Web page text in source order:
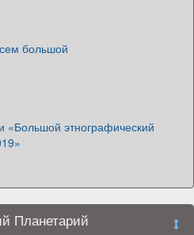
большой
«Большой этнографический
Планетарий